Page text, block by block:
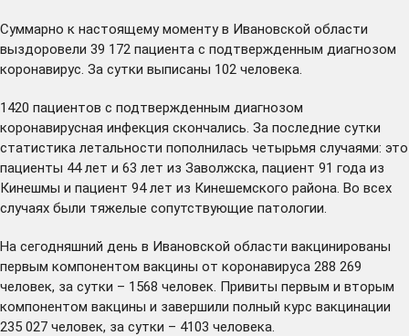
Суммарно к настоящему моменту в Ивановской области
выздоровели 39 172 пациента с подтвержденным диагнозом
коронавирус. За сутки выписаны 102 человека.
1420 пациентов с подтвержденным диагнозом
коронавирусная инфекция скончались. За последние сутки
статистика летальности пополнилась четырьмя случаями: это
пациенты 44 лет и 63 лет из Заволжска, пациент 91 года из
Кинешмы и пациент 94 лет из Кинешемского района. Во всех
случаях были тяжелые сопутствующие патологии.
На сегодняшний день в Ивановской области вакцинированы
первым компонентом вакцины от коронавируса 288 269
человек, за сутки – 1568 человек. Привиты первым и вторым
компонентом вакцины и завершили полный курс вакцинации
235 027 человек, за сутки – 4103 человека.